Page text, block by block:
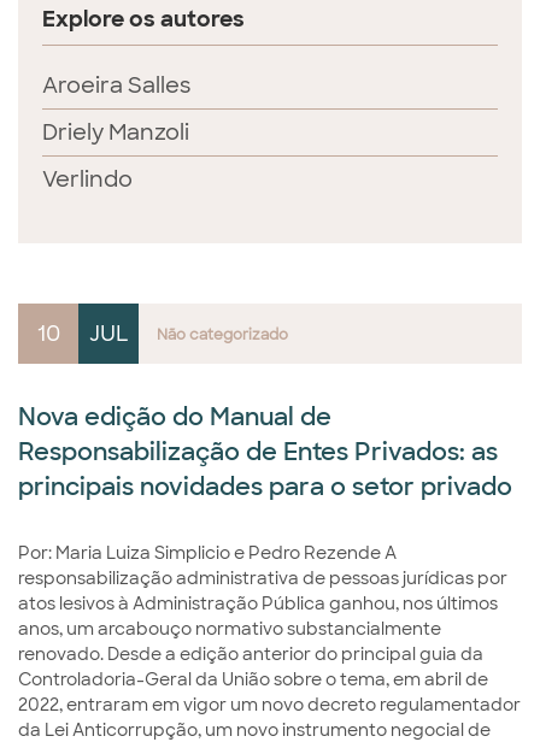
Explore os autores
Aroeira Salles
Driely Manzoli
Verlindo
10 JUL Não categorizado
Nova edição do Manual de
Responsabilização de Entes Privados: as
principais novidades para o setor privado
Por: Maria Luiza Simplicio e Pedro Rezende A
responsabilização administrativa de pessoas jurídicas por
atos lesivos à Administração Pública ganhou, nos últimos
anos, um arcabouço normativo substancialmente
renovado. Desde a edição anterior do principal guia da
Controladoria-Geral da União sobre o tema, em abril de
2022, entraram em vigor um novo decreto regulamentador
da Lei Anticorrupção, um novo instrumento negocial de